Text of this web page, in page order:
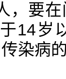
，要
14岁
染病